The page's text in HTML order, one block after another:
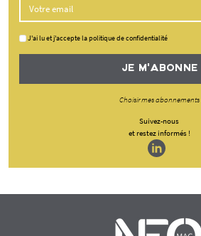
J'ai lu et j'accepte la politique de confidentialité
JE M'ABONNE
Choisir mes abonnements
Suivez-nous
et restez informés !